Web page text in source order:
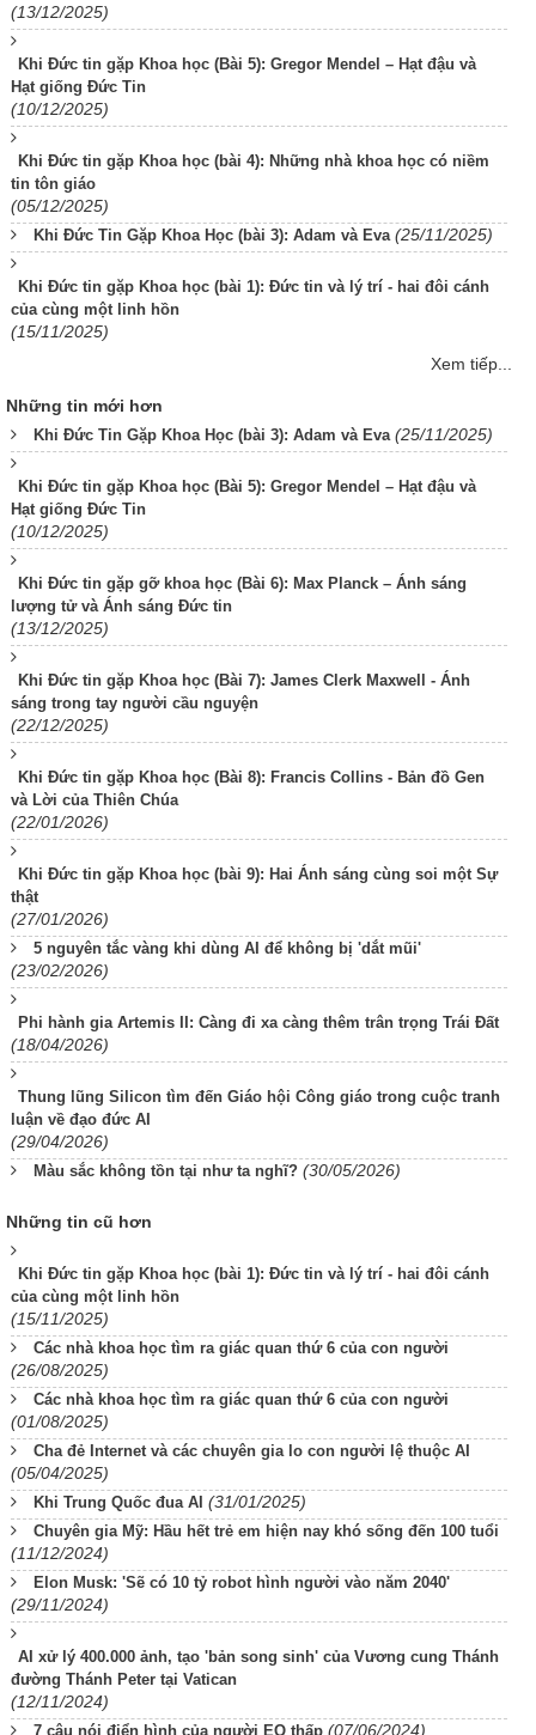
(13/12/2025)
Khi Đức tin gặp Khoa học (Bài 5): Gregor Mendel – Hạt đậu và
Hạt giống Đức Tin
(10/12/2025)
Khi Đức tin gặp Khoa học (bài 4): Những nhà khoa học có niềm
tin tôn giáo
(05/12/2025)
Khi Đức Tin Gặp Khoa Học (bài 3): Adam và Eva (25/11/2025)
Khi Đức tin gặp Khoa học (bài 1): Đức tin và lý trí - hai đôi cánh
của cùng một linh hồn
(15/11/2025)
Xem tiếp...
Những tin mới hơn
Khi Đức Tin Gặp Khoa Học (bài 3): Adam và Eva (25/11/2025)
Khi Đức tin gặp Khoa học (Bài 5): Gregor Mendel – Hạt đậu và
Hạt giống Đức Tin
(10/12/2025)
Khi Đức tin gặp gỡ khoa học (Bài 6): Max Planck – Ánh sáng
lượng tử và Ánh sáng Đức tin
(13/12/2025)
Khi Đức tin gặp Khoa học (Bài 7): James Clerk Maxwell - Ánh
sáng trong tay người cầu nguyện
(22/12/2025)
Khi Đức tin gặp Khoa học (Bài 8): Francis Collins - Bản đồ Gen
và Lời của Thiên Chúa
(22/01/2026)
Khi Đức tin gặp Khoa học (bài 9): Hai Ánh sáng cùng soi một Sự
thật
(27/01/2026)
5 nguyên tắc vàng khi dùng AI để không bị 'dắt mũi'
(23/02/2026)
Phi hành gia Artemis II: Càng đi xa càng thêm trân trọng Trái Đất
(18/04/2026)
Thung lũng Silicon tìm đến Giáo hội Công giáo trong cuộc tranh
luận về đạo đức AI
(29/04/2026)
Màu sắc không tồn tại như ta nghĩ? (30/05/2026)
Những tin cũ hơn
Khi Đức tin gặp Khoa học (bài 1): Đức tin và lý trí - hai đôi cánh
của cùng một linh hồn
(15/11/2025)
Các nhà khoa học tìm ra giác quan thứ 6 của con người
(26/08/2025)
Các nhà khoa học tìm ra giác quan thứ 6 của con người
(01/08/2025)
Cha đẻ Internet và các chuyên gia lo con người lệ thuộc AI
(05/04/2025)
Khi Trung Quốc đua AI (31/01/2025)
Chuyên gia Mỹ: Hầu hết trẻ em hiện nay khó sống đến 100 tuổi
(11/12/2024)
Elon Musk: 'Sẽ có 10 tỷ robot hình người vào năm 2040'
(29/11/2024)
AI xử lý 400.000 ảnh, tạo 'bản song sinh' của Vương cung Thánh
đường Thánh Peter tại Vatican
(12/11/2024)
7 câu nói điển hình của người EQ thấp (07/06/2024)